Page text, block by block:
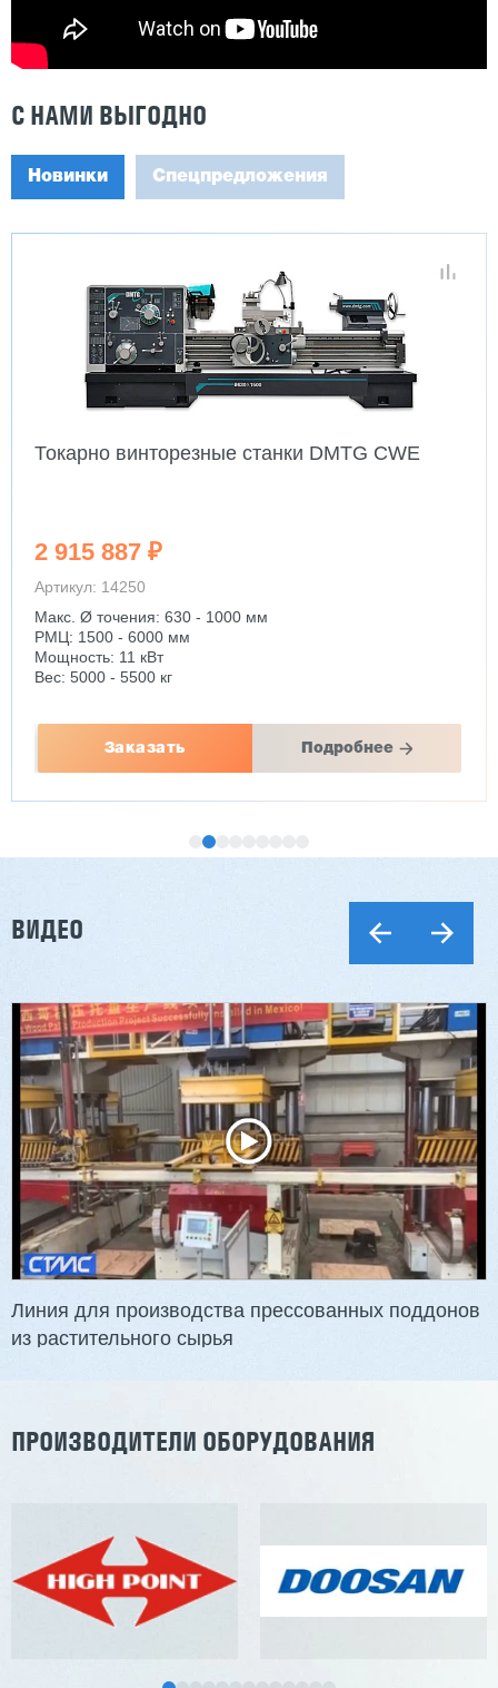
С НАМИ ВЫГОДНО
Новинки Спецпредложения
Токарно винторезные станки DMTG CWE
2 915 887 ₽
Артикул: 14250
Макс. Ø точения: 630 - 1000 мм
РМЦ: 1500 - 6000 мм
Мощность: 11 кВт
Вес: 5000 - 5500 кг
Заказать Подробнее
Двухсторонний шипорез MX6015
2 854 839 ₽
3 201 613 ₽
Артикул: 2497
Длина заготовки: 400-1500 мм
Макс. ширина заготовки: 580 мм
Станок проходного типа
Узлы: 4 пилы, 2 фрезы
ВИДЕО
Линия для производства прессованных поддонов
из растительного сырья
ПРОИЗВОДИТЕЛИ ОБОРУДОВАНИЯ